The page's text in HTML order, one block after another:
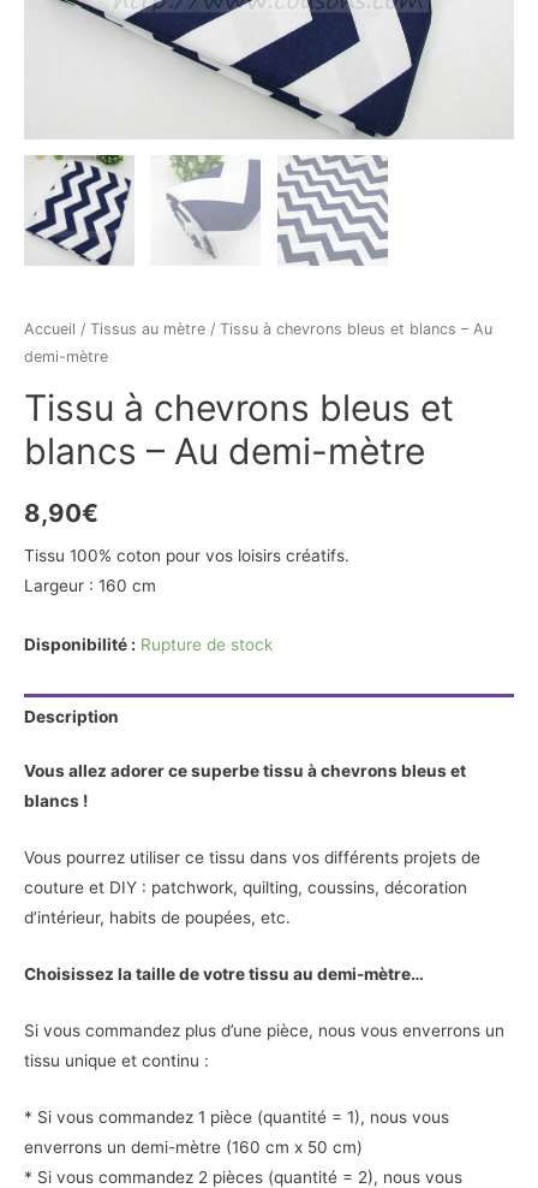
Accueil / Tissus au mètre / Tissu à chevrons bleus et blancs – Au
demi-mètre
Tissu à chevrons bleus et
blancs – Au demi-mètre
8,90€
Tissu 100% coton pour vos loisirs créatifs.
Largeur : 160 cm
Disponibilité : Rupture de stock
Description
Vous allez adorer ce superbe tissu à chevrons bleus et
blancs !
Vous pourrez utiliser ce tissu dans vos différents projets de
couture et DIY : patchwork, quilting, coussins, décoration
d’intérieur, habits de poupées, etc.
Choisissez la taille de votre tissu au demi-mètre…
Si vous commandez plus d’une pièce, nous vous enverrons un
tissu unique et continu :
* Si vous commandez 1 pièce (quantité = 1), nous vous
enverrons un demi-mètre (160 cm x 50 cm)
* Si vous commandez 2 pièces (quantité = 2), nous vous